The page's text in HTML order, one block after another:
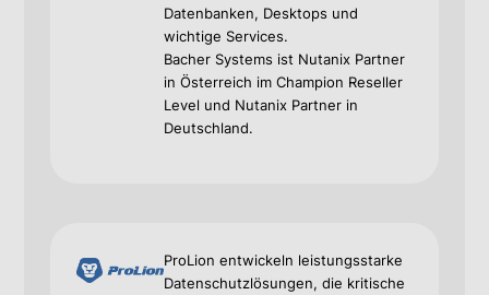
Datenbanken, Desktops und
wichtige Services.
Bacher Systems ist Nutanix Partner
in Österreich im Champion Reseller
Level und Nutanix Partner in
Deutschland.
ProLion entwickeln leistungsstarke
Datenschutzlösungen, die kritische